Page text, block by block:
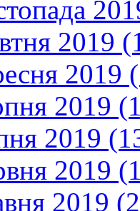
2019
2019
2019
2019
2019
2019